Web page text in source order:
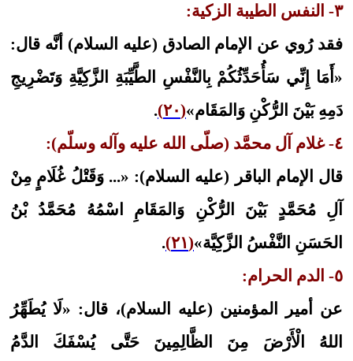
٣- النفس الطيبة الزكية:
فقد رُوي عن الإمام الصادق (عليه السلام) أنَّه قال:
«أَمَا إِنِّي‏ سَأُحَدِّثُكُمْ‏ بِالنَّفْسِ‏ الطَّيِّبَةِ الزَّكِيَّةِ وَتَضْرِيجِ
دَمِهِ بَيْنَ الرُّكْنِ وَالمَقَام»(٢٠)
.
٤- غلام آل محمَّد (صلّى الله عليه وآله وسلّم):
قال الإمام الباقر (عليه السلام): «... وَقَتْلُ‏ غُلَامٍ‏ مِنْ‏
آلِ‏ مُحَمَّدٍ بَيْنَ الرُّكْنِ وَالمَقَامِ اسْمُهُ مُحَمَّدُ بْنُ
الحَسَنِ النَّفْسُ الزَّكِيَّة»(٢١)
.
٥- الدم الحرام:
عن أمير المؤمنين (عليه السلام)، قال: «لَا يُطَهِّرُ
اللهُ‏ الْأَرْضَ‏ مِنَ الظَّالِمِينَ حَتَّى يُسْفَكَ الدَّمُ